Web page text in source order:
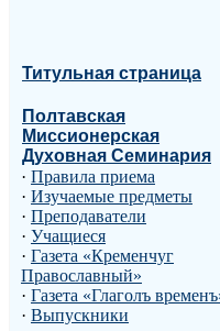
Титульная страница
Полтавская
Миссионерская
Духовная Семинария
· Правила приема
· Изучаемые предметы
· Преподаватели
· Учащиеся
· Газета «Кременчуг
Православный»
· Газета «Глаголъ
· Выпускники